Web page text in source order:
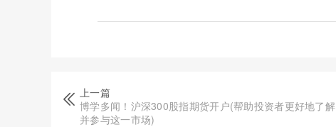
上一篇
博学多闻！沪深300股指期货开户(帮助投资者更好地了解
并参与这一市场)